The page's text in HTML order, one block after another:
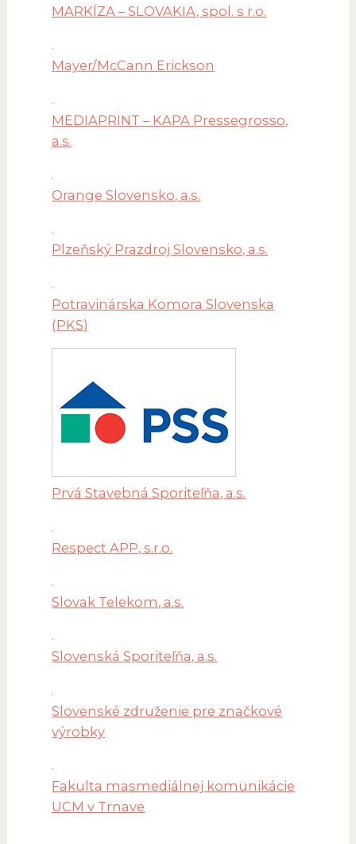
MARKÍZA – SLOVAKIA, spol. s r.o.
Mayer/McCann Erickson
MEDIAPRINT – KAPA Pressegrosso,
a.s.
Orange Slovensko, a.s.
Plzeňský Prazdroj Slovensko, a.s.
Potravinárska Komora Slovenska
(PKS)
Prvá Stavebná Sporiteľňa, a.s.
Respect APP, s.r.o.
Slovak Telekom, a.s.
Slovenská Sporiteľňa, a.s.
Slovenské združenie pre značkové
výrobky
Fakulta masmediálnej komunikácie
UCM v Trnave